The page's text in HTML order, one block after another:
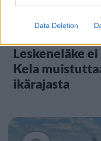
Data Deletion
UUTISET
Leskeneläke
Kela
ikärajasta